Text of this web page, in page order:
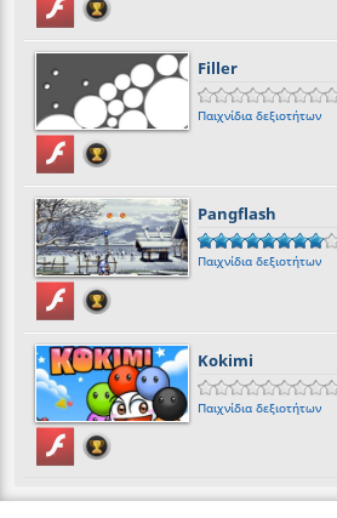
Filler
Παιχνίδια δεξιοτήτων
Pangflash
Παιχνίδια δεξιοτήτων
Kokimi
Παιχνίδια δεξιοτήτων